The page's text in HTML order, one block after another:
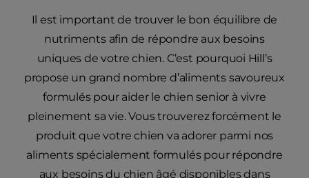
Il est important de trouver le bon équilibre de
nutriments afin de répondre aux besoins
uniques de votre chien. C’est pourquoi Hill’s
propose un grand nombre d’aliments savoureux
formulés pour aider le chien senior à vivre
pleinement sa vie. Vous trouverez forcément le
produit que votre chien va adorer parmi nos
aliments spécialement formulés pour répondre
aux besoins du chien âgé disponibles dans